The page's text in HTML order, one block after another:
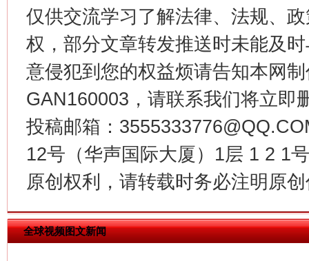
仅供交流学习了解法律、法规、
权，部分文章转发推送时未能及
意侵犯到您的权益烦请告知本网
GAN160003，请联系我们将立即
投稿邮箱：
12号（华声国际大厦）1层 1 2 1
原创权利，请转载时务必注明原
全球视频图文新闻
在谋一域中谋全局
今